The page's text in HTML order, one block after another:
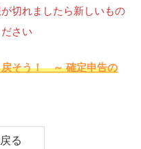
切れましたら新しいもの
さい
戻そう！ ～ 確定申告の
る